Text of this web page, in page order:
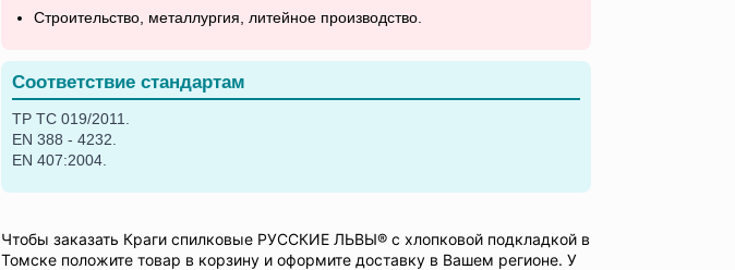
Строительство, металлургия, литейное производство.
Соответствие стандартам
ТР ТС 019/2011.
EN 388 - 4232.
EN 407:2004.
Чтобы заказать Краги спилковые РУССКИЕ ЛЬВЫ® с хлопковой подкладкой в
Томске положите товар в корзину и оформите доставку в Вашем регионе. У